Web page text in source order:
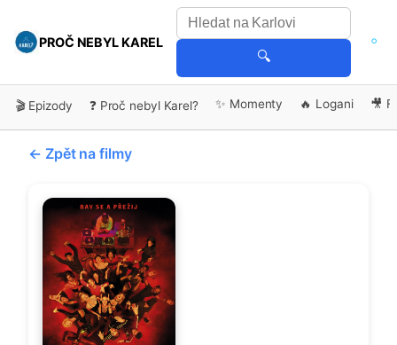
PROČ NEBYL KAREL
🔍
🎬 Epizody ❓ Proč nebyl Karel? ✨ Momenty 🔥 Logani 🎥
← Zpět na filmy